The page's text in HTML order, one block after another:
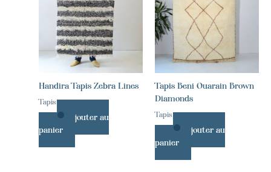
Handira Tapis Zebra Lines
Tapis
Ajouter au
panier
Tapis Beni Ouarain Brown
Diamonds
Tapis
Ajouter au
panier